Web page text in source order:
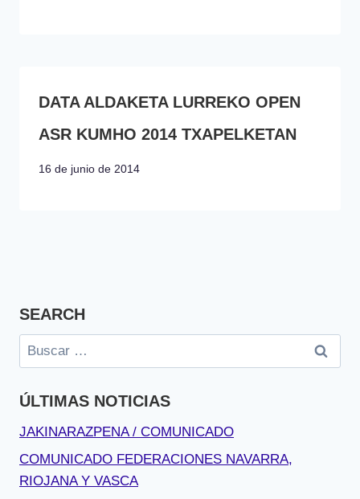
DATA ALDAKETA LURREKO OPEN
ASR KUMHO 2014 TXAPELKETAN
16 de junio de 2014
SEARCH
Buscar:
ÚLTIMAS NOTICIAS
JAKINARAZPENA / COMUNICADO
COMUNICADO FEDERACIONES NAVARRA,
RIOJANA Y VASCA